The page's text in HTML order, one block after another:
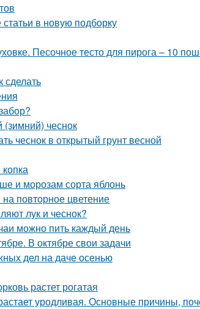
в новую подборку
Песочное тесто для пирога – 10
сделать
(зимний) чеснок
чеснок в открытый грунт весной
и морозам сорта яблонь
повторное цветение
лук и чеснок?
можно пить каждый день
В октябре свои задачи
дел на даче осенью
растет рогатая
уродливая. Основные причины,